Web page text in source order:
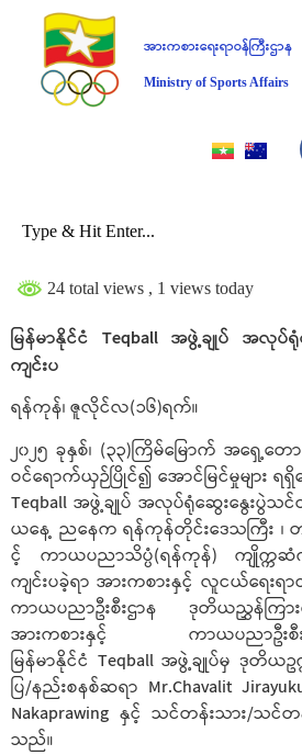
အားကစားရေးရာဝန်ကြီးဌာန
Ministry of Sports Affairs
24 total views , 1 views today
မြန်မာနိုင်ငံ Teqball အဖွဲ့ချုပ် အလုပ်
ကျင်းပ
ရန်ကုန်၊ ဇူလိုင်လ(၁၆)ရက်။
၂၀၂၅ ခုနှစ်၊ (၃၃)ကြိမ်မြောက် အရှေ့တ
ဝင်ရောက်ယှဉ်ပြိုင်၍ အောင်မြင်မှုများ ရ
Teqball အဖွဲ့ချုပ် အလုပ်ရုံဆွေးနွေးပွဲသ
ယနေ့ ညနေက ရန်ကုန်တိုင်းဒေသကြီး ၊
င့် ကာယပညာသိပ္ပံ(ရန်ကုန်) ကျိုက္ကဆံကွ
ကျင်းပခဲ့ရာ အားကစားနှင့် လူငယ်ရေးရာ
ကာယပညာဦးစီးဌာန ဒုတိယညွှန်ကြားရ
အားကစားနှင့် ကာယပညာဦးစီးဌာန
မြန်မာနိုင်ငံ Teqball အဖွဲ့ချုပ်မှ ဒုတိယဥ
ပြ/နည်းစနစ်ဆရာ Mr.Chavalit
Nakaprawing နှင့် သင်တန်းသား/သင်
သည်။